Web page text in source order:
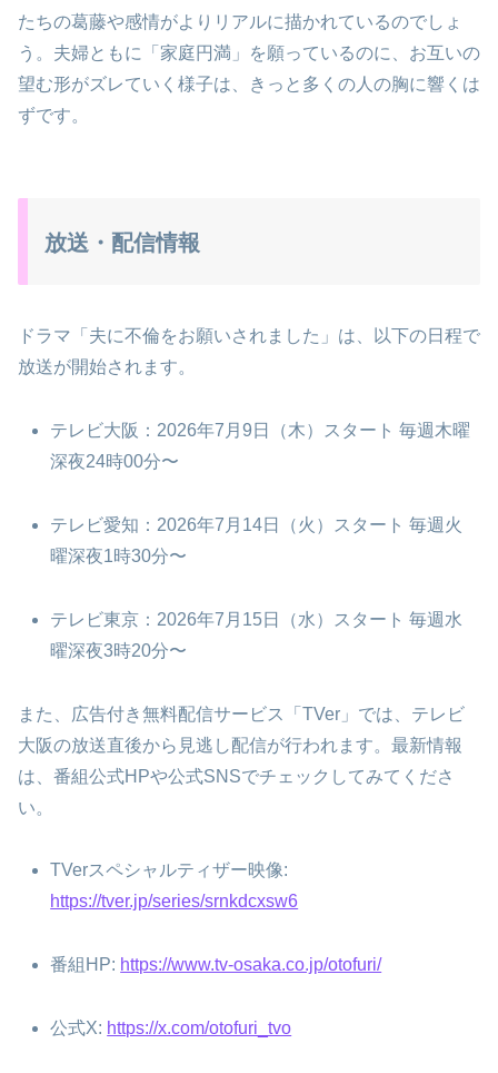
たちの葛藤や感情がよりリアルに描かれているのでしょ
う。夫婦ともに「家庭円満」を願っているのに、お互いの
望む形がズレていく様子は、きっと多くの人の胸に響くは
ずです。
放送・配信情報
ドラマ「夫に不倫をお願いされました」は、以下の日程で
放送が開始されます。
テレビ大阪：2026年7月9日（木）スタート 毎週木曜
深夜24時00分〜
テレビ愛知：2026年7月14日（火）スタート 毎週火
曜深夜1時30分〜
テレビ東京：2026年7月15日（水）スタート 毎週水
曜深夜3時20分〜
また、広告付き無料配信サービス「TVer」では、テレビ
大阪の放送直後から見逃し配信が行われます。最新情報
は、番組公式HPや公式SNSでチェックしてみてくださ
い。
TVerスペシャルティザー映像:
https://tver.jp/series/srnkdcxsw6
番組HP: https://www.tv-osaka.co.jp/otofuri/
公式X: https://x.com/otofuri_tvo